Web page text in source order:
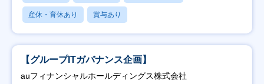
産休・育休あり 賞与あり
【グループITガバナンス企画】
auフィナンシャルホールディングス株式会社